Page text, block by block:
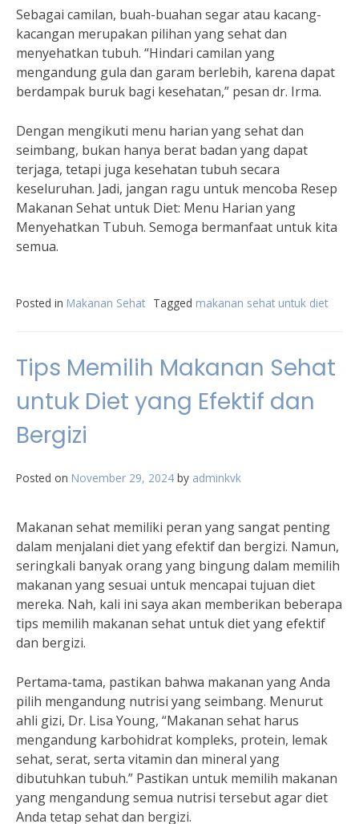
Sebagai camilan, buah-buahan segar atau kacang-
kacangan merupakan pilihan yang sehat dan
menyehatkan tubuh. “Hindari camilan yang
mengandung gula dan garam berlebih, karena dapat
berdampak buruk bagi kesehatan,” pesan dr. Irma.
Dengan mengikuti menu harian yang sehat dan
seimbang, bukan hanya berat badan yang dapat
terjaga, tetapi juga kesehatan tubuh secara
keseluruhan. Jadi, jangan ragu untuk mencoba Resep
Makanan Sehat untuk Diet: Menu Harian yang
Menyehatkan Tubuh. Semoga bermanfaat untuk kita
semua.
Posted in Makanan Sehat Tagged makanan sehat untuk diet
Tips Memilih Makanan Sehat
untuk Diet yang Efektif dan
Bergizi
Posted on November 29, 2024 by adminkvk
Makanan sehat memiliki peran yang sangat penting
dalam menjalani diet yang efektif dan bergizi. Namun,
seringkali banyak orang yang bingung dalam memilih
makanan yang sesuai untuk mencapai tujuan diet
mereka. Nah, kali ini saya akan memberikan beberapa
tips memilih makanan sehat untuk diet yang efektif
dan bergizi.
Pertama-tama, pastikan bahwa makanan yang Anda
pilih mengandung nutrisi yang seimbang. Menurut
ahli gizi, Dr. Lisa Young, “Makanan sehat harus
mengandung karbohidrat kompleks, protein, lemak
sehat, serat, serta vitamin dan mineral yang
dibutuhkan tubuh.” Pastikan untuk memilih makanan
yang mengandung semua nutrisi tersebut agar diet
Anda tetap sehat dan bergizi.